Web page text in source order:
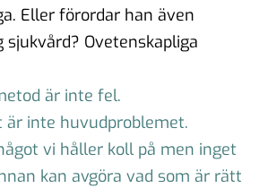
Eller förordar han även
sjukvård? Ovetenskapliga
är inte fel.
är inte huvudproblemet.
vi håller koll på men inget
kan avgöra vad som är rätt